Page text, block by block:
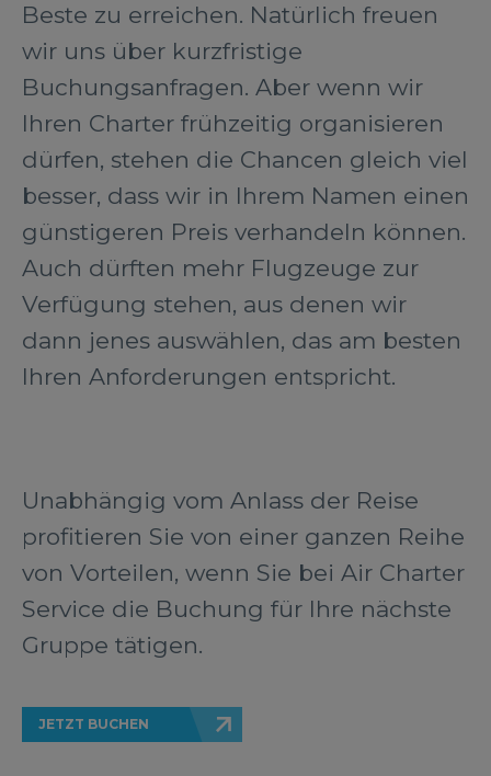
Beste zu erreichen. Natürlich freuen
wir uns über kurzfristige
Buchungsanfragen. Aber wenn wir
Ihren Charter frühzeitig organisieren
dürfen, stehen die Chancen gleich viel
besser, dass wir in Ihrem Namen einen
günstigeren Preis verhandeln können.
Auch dürften mehr Flugzeuge zur
Verfügung stehen, aus denen wir
dann jenes auswählen, das am besten
Ihren Anforderungen entspricht.
Unabhängig vom Anlass der Reise
profitieren Sie von einer ganzen Reihe
von Vorteilen, wenn Sie bei Air Charter
Service die Buchung für Ihre nächste
Gruppe tätigen.
JETZT BUCHEN